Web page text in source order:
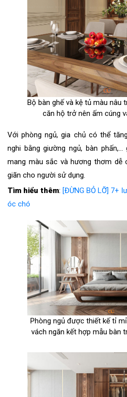
Bộ bàn ghế và kệ tủ màu nâu
căn hộ trở nên ấm cúng
Với phòng ngủ, gia chủ có thể
nghi bằng giường ngủ, bàn
mang màu sắc và hương thơm dễ
giãn cho người sử dụng.
Tìm hiểu thêm: [ĐỪNG BỎ LỠ] 7+
óc chó
Phòng ngủ được thiết kế tỉ
vách ngăn kết hợp mẫu bàn